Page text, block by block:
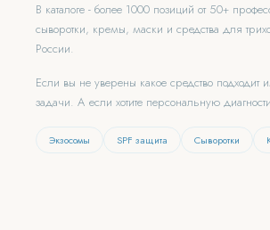
В каталоге - более 1000 позиций от 50+
сыворотки, кремы, маски и средства для
России.
Если вы не уверены какое средство
задачи. А если хотите персональную
Экзосомы SPF защита Сыворотки